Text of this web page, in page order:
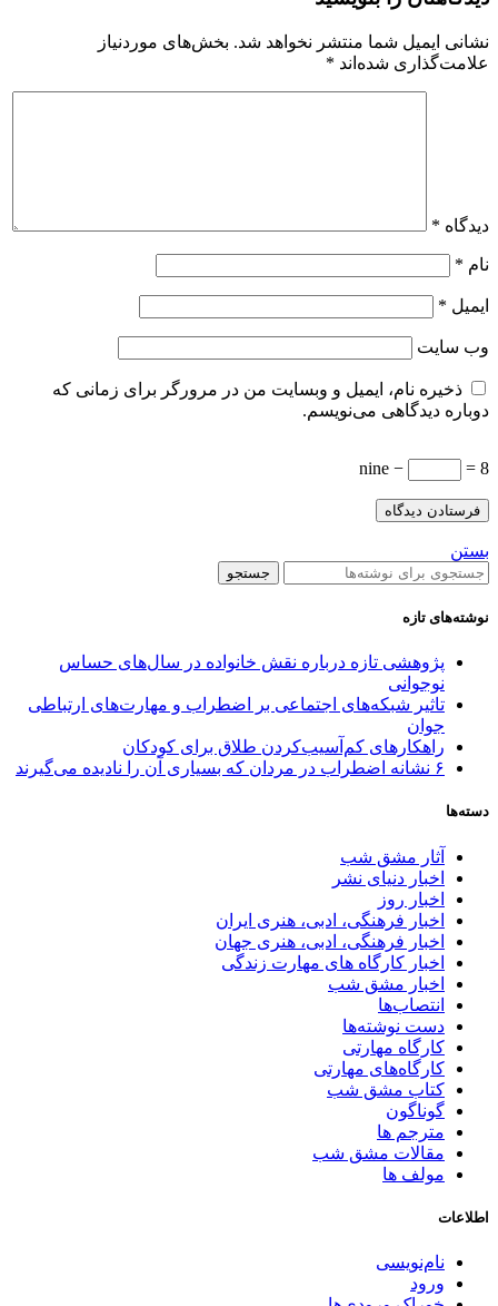
نشانی ایمیل شما منتشر نخواهد شد. بخش‌های موردنیاز
علامت‌گذاری شده‌اند *
دیدگاه *
نام *
ایمیل *
وب‌ سایت
ذخیره نام، ایمیل و وبسایت من در مرورگر برای زمانی که
دوباره دیدگاهی می‌نویسم.
nine − = 8
بستن
جستجو
نوشته‌های تازه
پژوهشی تازه درباره نقش خانواده در سال‌های حساس
نوجوانی
تاثیر شبکه‌های اجتماعی بر اضطراب و مهارت‌های ارتباطی
جوان
راهکارهای کم‌آسیب‌کردن طلاق برای کودکان
۶ نشانه اضطراب در مردان که بسیاری آن را نادیده می‌گیرند
دسته‌ها
آثار مشق شب
اخبار دنیای نشر
اخبار روز
اخبار فرهنگی، ادبی، هنری ایران
اخبار فرهنگی، ادبی، هنری جهان
اخبار کارگاه های مهارت زندگی
اخبار مشق شب
انتصاب‌ها
دست نوشته‌ها
کارگاه مهارتی
کارگاه‌های مهارتی
کتاب مشق شب
گوناگون
مترجم ها
مقالات مشق شب
مولف ها
اطلاعات
نام‌نویسی
ورود